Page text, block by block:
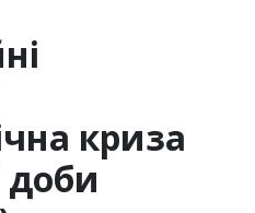
криза
доби